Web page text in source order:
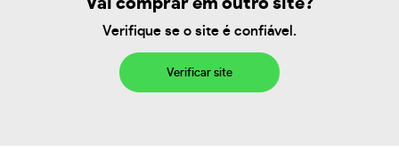
Vai comprar em outro site?
Verifique se o site é confiável.
Verificar site